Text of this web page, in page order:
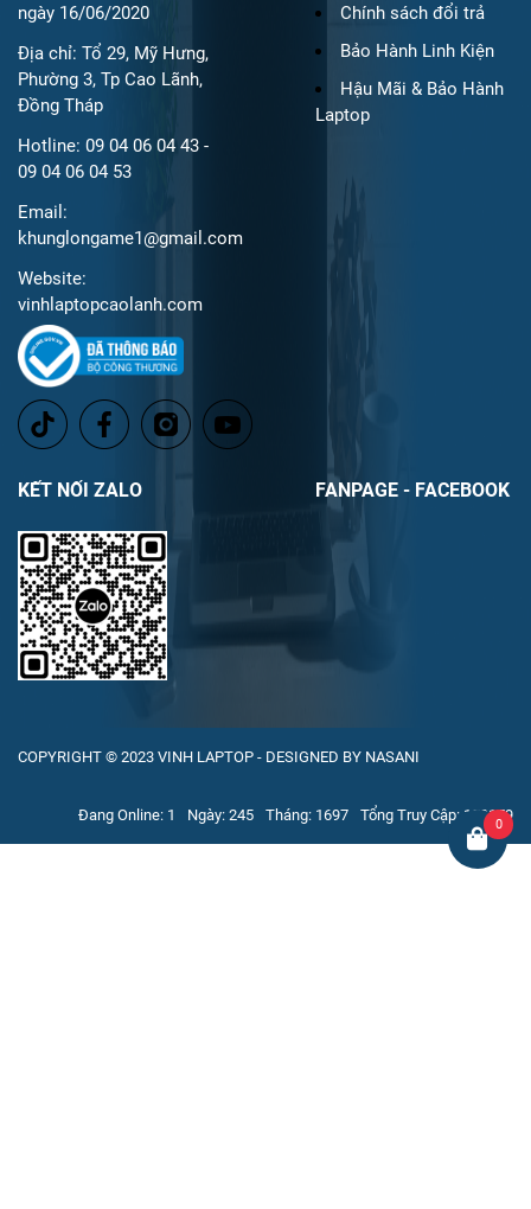
ngày 16/06/2020
Địa chỉ: Tổ 29, Mỹ Hưng,
Phường 3, Tp Cao Lãnh,
Đồng Tháp
Hotline: 09 04 06 04 43 -
09 04 06 04 53
Email:
khunglongame1@gmail.com
Website:
vinhlaptopcaolanh.com
Chính sách đổi trả
Bảo Hành Linh Kiện
Hậu Mãi & Bảo Hành
Laptop
KẾT NỐI ZALO FANPAGE - FACEBOOK
COPYRIGHT © 2023 VINH LAPTOP - DESIGNED BY NASANI
Đang Online: 1 Ngày: 245 Tháng: 1697 Tổng Truy Cập: 159179
0